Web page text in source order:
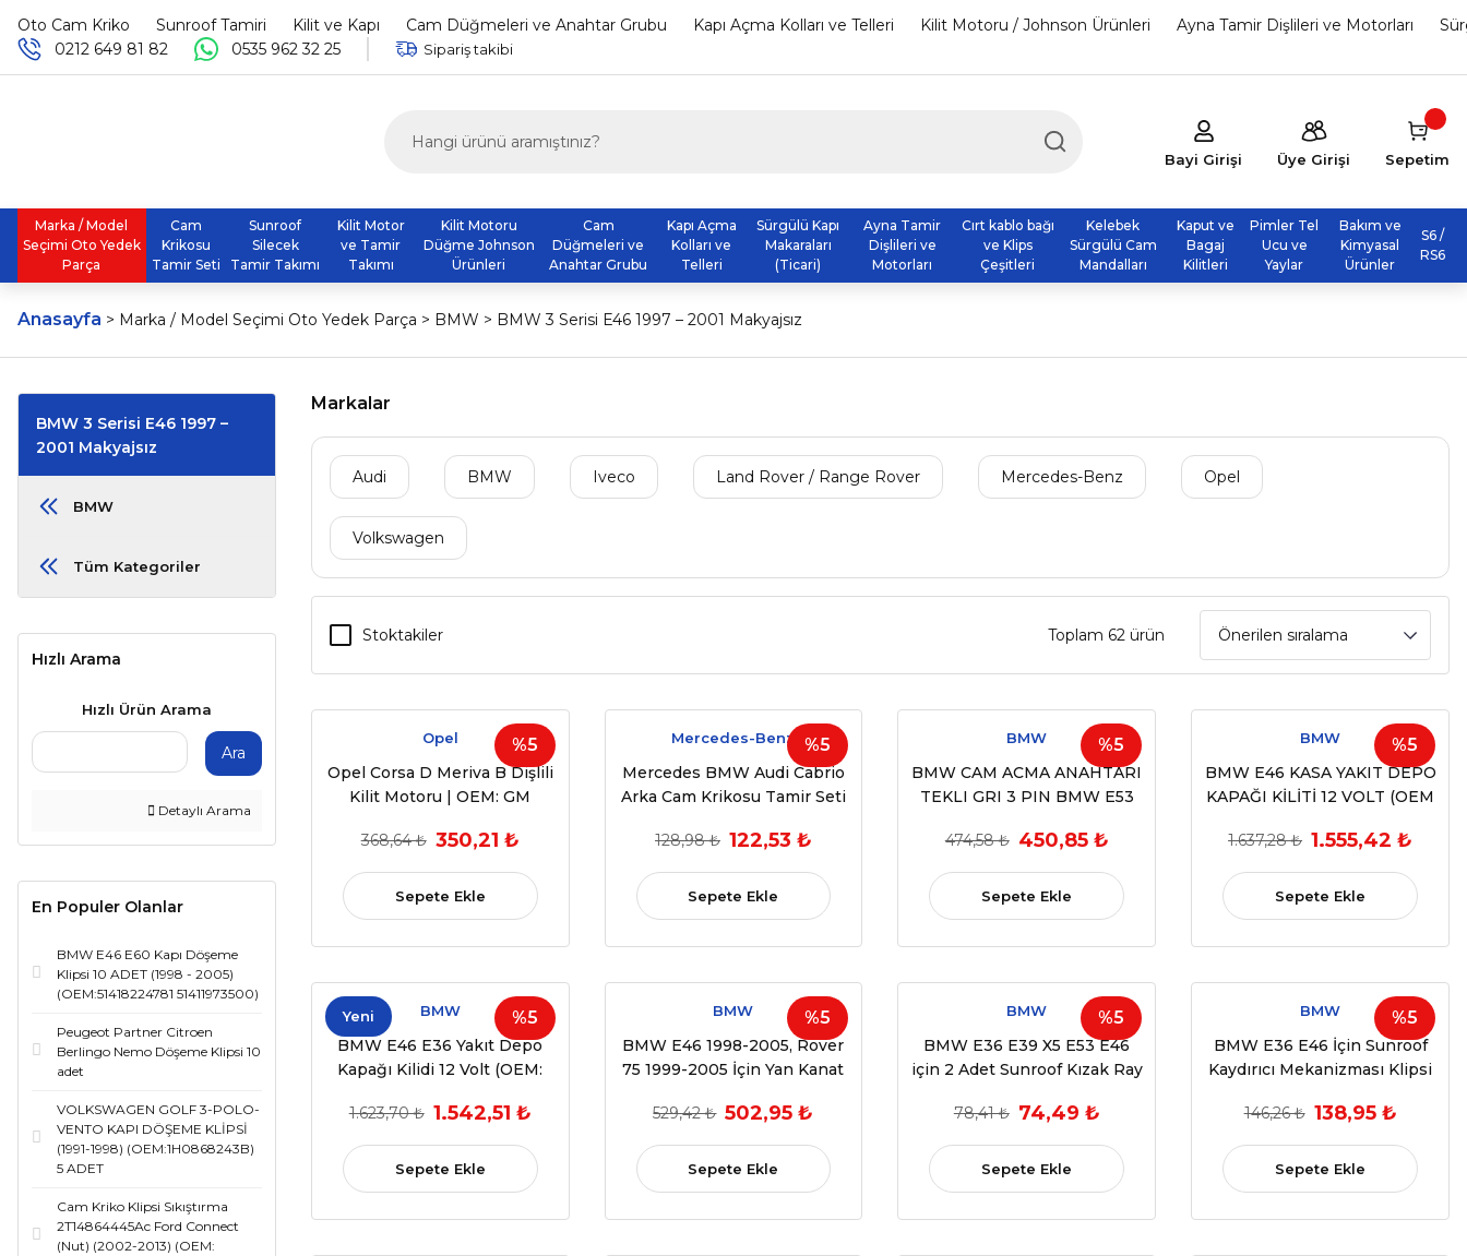
Oto Cam Kriko Sunroof Tamiri Kilit ve Kapı Cam Düğmeleri ve Anahtar Grubu Kapı Açma Kolları ve Telleri Kilit Motoru / Johnson Ürünleri Ayna Tamir Dişlileri ve Motorları
0212 649 81 82
0535 962 32 25 Sipariş takibi
Bayi Girişi Üye Girişi Sepetim
Marka / Model
Seçimi Oto Yedek
Parça
Cam
Krikosu
Tamir Seti
Sunroof
Silecek
Tamir Takımı
Kilit Motor
ve Tamir
Takımı
Kilit Motoru
Düğme Johnson
Ürünleri
Cam
Düğmeleri ve
Anahtar Grubu
Kapı Açma
Kolları ve
Telleri
Sürgülü Kapı
Makaraları
(Ticari)
Ayna Tamir
Dişlileri ve
Motorları
Cırt kablo bağı
ve Klips
Çeşitleri
Kelebek
Sürgülü Cam
Mandalları
Kaput ve
Bagaj
Kilitleri
Pimler Tel
Ucu ve
Yaylar
Bakım ve
Kimyasal
Ürünler
S6 /
RS6
Anasayfa Marka / Model Seçimi Oto Yedek Parça BMW BMW 3 Serisi E46 1997 – 2001 Makyajsız
BMW 3 Serisi E46 1997 –
2001 Makyajsız
BMW
Tüm Kategoriler
Hızlı Arama
Hızlı Ürün Arama
Ara
Detaylı Arama
En Populer Olanlar
BMW E46 E60 Kapı Döşeme
Klipsi 10 ADET (1998 - 2005)
(OEM:51418224781 51411973500)
Peugeot Partner Citroen
Berlingo Nemo Döşeme Klipsi 10
adet
VOLKSWAGEN GOLF 3-POLO-
VENTO KAPI DÖŞEME KLİPSİ
(1991-1998) (OEM:1H0868243B)
5 ADET
Cam Kriko Klipsi Sıkıştırma
2T14864445Ac Ford Connect
(Nut) (2002-2013) (OEM:
Markalar
Audi BMW Iveco Land Rover / Range Rover Mercedes-Benz Opel
Volkswagen
Stoktakiler Toplam 62 ürün
%5
Opel
Opel Corsa D Meriva B Dişlili
Kilit Motoru | OEM: GM
2017 Model Yılları
368,64 ₺ 350,21 ₺
Sepete Ekle
%5
Mercedes-Benz
Mercedes BMW Audi Cabrio
Arka Cam Krikosu Tamir Seti
CAB4019
128,98 ₺ 122,53 ₺
Sepete Ekle
%5
BMW
BMW CAM ACMA ANAHTARI
TEKLI GRI 3 PIN BMW E53
N(OEM 61316945875)
474,58 ₺ 450,85 ₺
Sepete Ekle
%5
BMW
BMW E46 KASA YAKIT DEPO
KAPAĞI KİLİTİ 12 VOLT (OEM
1.637,28 ₺ 1.555,42 ₺
Sepete Ekle
%5
Yeni BMW
BMW E46 E36 Yakıt Depo
Kapağı Kilidi 12 Volt (OEM:
1.623,70 ₺ 1.542,51 ₺
Sepete Ekle
%5
BMW
BMW E46 1998-2005, Rover
75 1999-2005 İçin Yan Kanat
(OEM:5116789359)
529,42 ₺ 502,95 ₺
Sepete Ekle
%5
BMW
BMW E36 E39 X5 E53 E46
için 2 Adet Sunroof Kızak Ray
(OEM:
54137134516,81169652602)
78,41 ₺ 74,49 ₺
Sepete Ekle
%5
BMW
BMW E36 E46 İçin Sunroof
Kaydırıcı Mekanizması Klipsi
(OEM:54138246025)
146,26 ₺ 138,95 ₺
Sepete Ekle